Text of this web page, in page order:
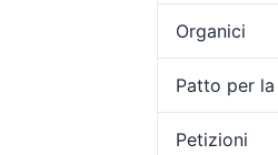
Organici
Patto per
Petizioni